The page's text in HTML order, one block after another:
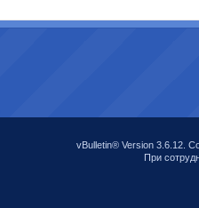
vBulletin® Version 3.6.12.
При